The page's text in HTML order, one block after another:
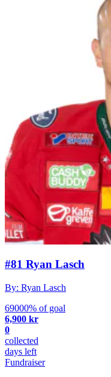
#81 Ryan Lasch
By: Ryan Lasch
69000% of goal
6,900 kr
0
collected
days left
Fundraiser